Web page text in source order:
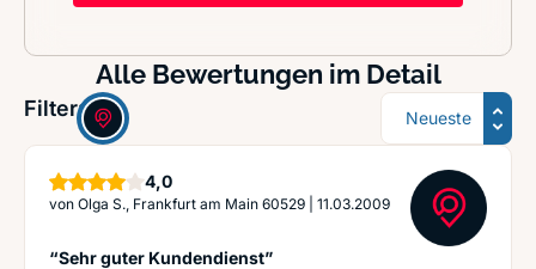
Alle Bewertungen im Detail
Filter: Sortierung
4,0Sterne
von Olga S., Frankfurt am Main 60529 11.03.2009
“Sehr guter Kundendienst”